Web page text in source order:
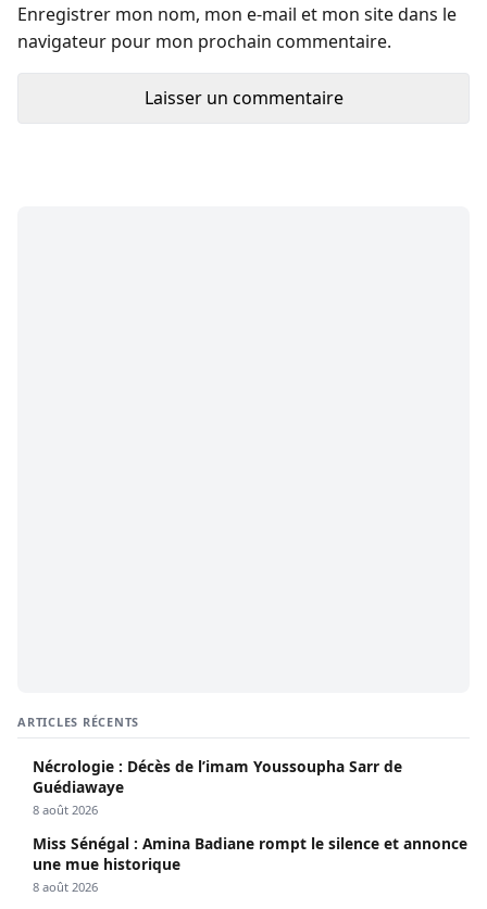
Enregistrer mon nom, mon e-mail et mon site dans le
navigateur pour mon prochain commentaire.
ARTICLES RÉCENTS
Nécrologie : Décès de l’imam Youssoupha Sarr de
Guédiawaye
8 août 2026
Miss Sénégal : Amina Badiane rompt le silence et annonce
une mue historique
8 août 2026